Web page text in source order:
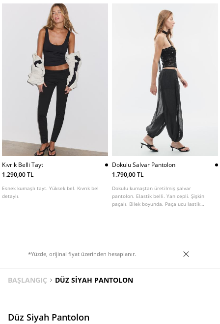
Kıvrık Belli Tayt
1.290,00 TL
Esnek kumaşlı tayt. Yüksek bel. Kıvrık bel
detaylı.
Dokulu Salvar Pantolon
1.790,00 TL
Dokulu kumaştan üretilmiş şalvar
pantolon. Elastik belli. Yan cepli. Şişkin
paçalı. Bilek boyunda. Paça ucu lastik
*Yüzde, orijinal fiyat üzerinden hesaplanır.
BAŞLANGIÇ DÜZ SIYAH PANTOLON
Düz Siyah Pantolon